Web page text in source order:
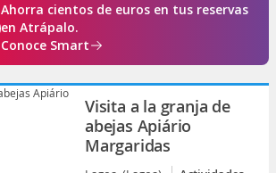
Ahorra cientos de euros en tus reservas
en Atrápalo.
Conoce Smart
Visita a la granja de
abejas Apiário
Margaridas